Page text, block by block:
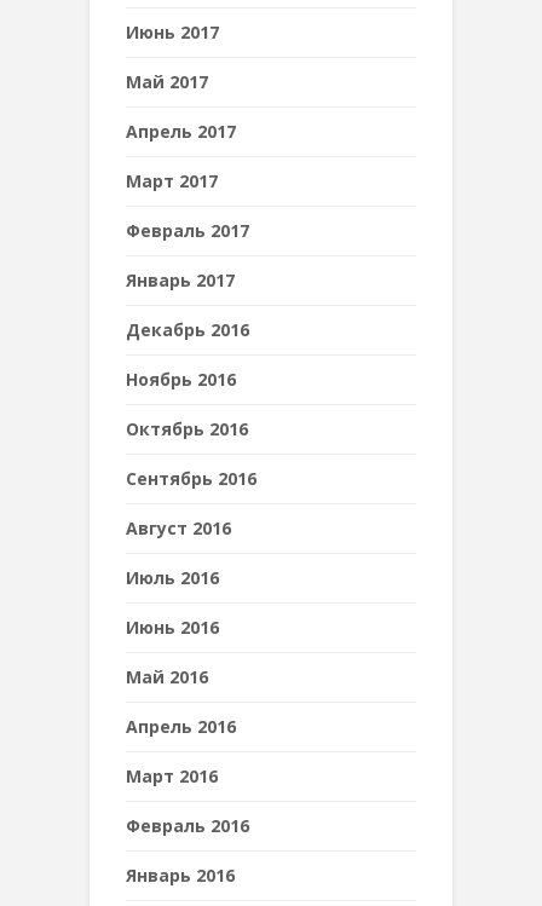
Июнь 2017
Май 2017
Апрель 2017
Март 2017
Февраль 2017
Январь 2017
Декабрь 2016
Ноябрь 2016
Октябрь 2016
Сентябрь 2016
Август 2016
Июль 2016
Июнь 2016
Май 2016
Апрель 2016
Март 2016
Февраль 2016
Январь 2016